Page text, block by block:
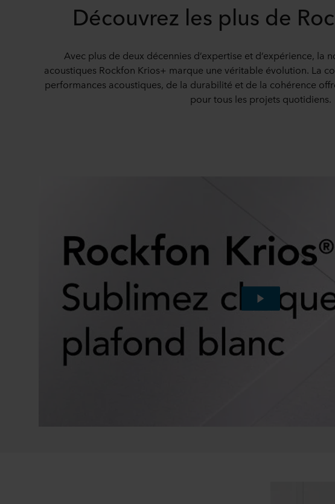
Découvrez les plus de
Avec plus de deux décennies d’expertise et d’expérience, la
acoustiques Rockfon Krios+ marque une véritable évolution. La
performances acoustiques, de la durabilité et de la cohérence
pour tous les projets quotidiens.